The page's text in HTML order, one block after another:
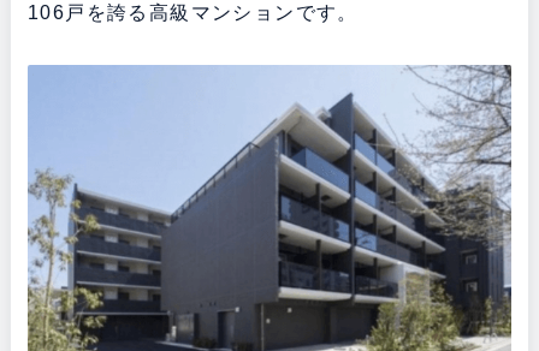
106戸を誇る高級マンションです。